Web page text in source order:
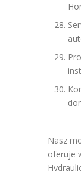
Nasz
oferuje